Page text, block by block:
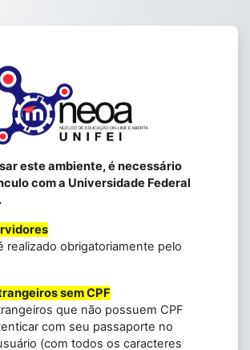
este ambiente, é necessário
com a Universidade Federal
realizado obrigatoriamente pelo
sem CPF
que não possuem CPF
com seu passaporte no
(com todos os caracteres